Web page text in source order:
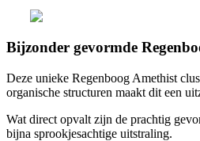
Bijzonder gevormde
Deze unieke Regenboog Amethist
organische structuren maakt dit een
Wat direct opvalt zijn de prachtig
bijna sprookjesachtige uitstraling.